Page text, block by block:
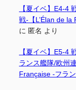
【夏イベ】E4-4
戦-【L’Élan de la
に 匿名 より
【夏イベ】E5-4
ランス艦隊/欧州
Française -フラ